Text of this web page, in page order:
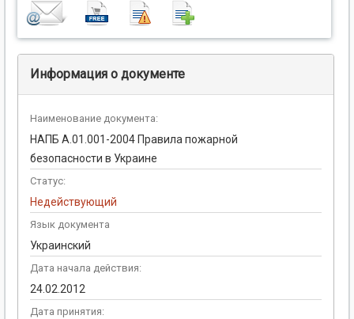
Информация о документе
Наименование документа:
НАПБ А.01.001-2004 Правила пожарной
безопасности в Украине
Статус:
Недействующий
Язык документа
Украинский
Дата начала действия:
24.02.2012
Дата принятия: